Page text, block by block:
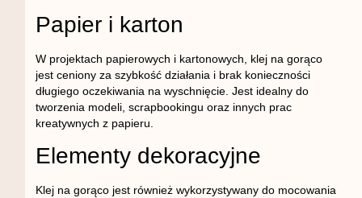
Papier i karton
W projektach papierowych i kartonowych, klej na gorąco
jest ceniony za szybkość działania i brak konieczności
długiego oczekiwania na wyschnięcie. Jest idealny do
tworzenia modeli, scrapbookingu oraz innych prac
kreatywnych z papieru.
Elementy dekoracyjne
Klej na gorąco jest również wykorzystywany do mocowania